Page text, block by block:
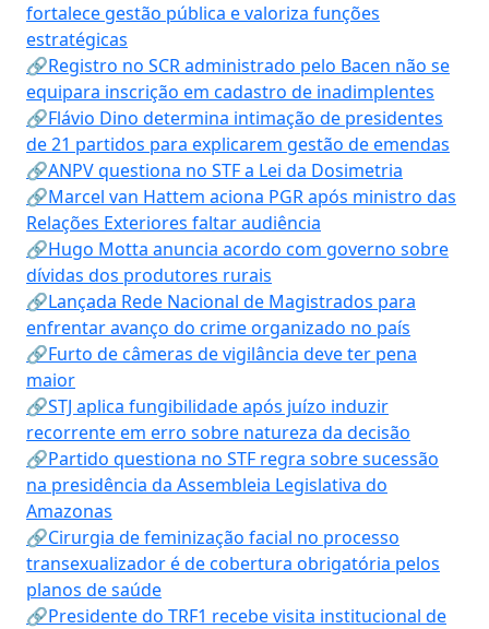
fortalece gestão pública e valoriza funções
estratégicas
🔗Registro no SCR administrado pelo Bacen não se
equipara inscrição em cadastro de inadimplentes
🔗Flávio Dino determina intimação de presidentes
de 21 partidos para explicarem gestão de emendas
🔗ANPV questiona no STF a Lei da Dosimetria
🔗Marcel van Hattem aciona PGR após ministro das
Relações Exteriores faltar audiência
🔗Hugo Motta anuncia acordo com governo sobre
dívidas dos produtores rurais
🔗Lançada Rede Nacional de Magistrados para
enfrentar avanço do crime organizado no país
🔗Furto de câmeras de vigilância deve ter pena
maior
🔗STJ aplica fungibilidade após juízo induzir
recorrente em erro sobre natureza da decisão
🔗Partido questiona no STF regra sobre sucessão
na presidência da Assembleia Legislativa do
Amazonas
🔗Cirurgia de feminização facial no processo
transexualizador é de cobertura obrigatória pelos
planos de saúde
🔗Presidente do TRF1 recebe visita institucional de